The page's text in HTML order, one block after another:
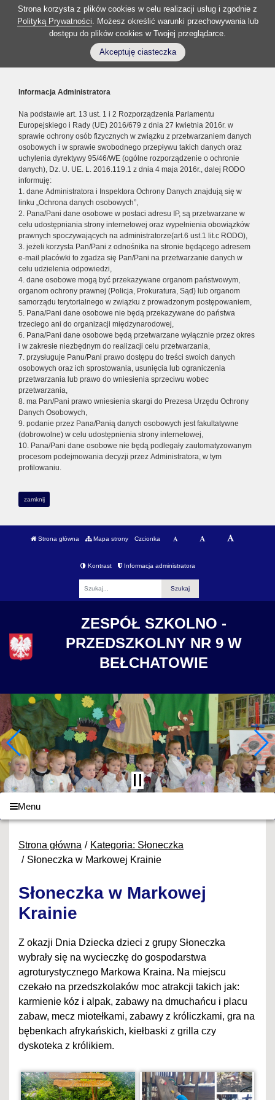
Strona korzysta z plików cookies w celu realizacji usług i zgodnie z
Polityką Prywatności. Możesz określić warunki przechowywania lub
dostępu do plików cookies w Twojej przeglądarce.
Akceptuję ciasteczka
Informacja Administratora
Na podstawie art. 13 ust. 1 i 2 Rozporządzenia Parlamentu
Europejskiego i Rady (UE) 2016/679 z dnia 27 kwietnia 2016r. w
sprawie ochrony osób fizycznych w związku z przetwarzaniem danych
osobowych i w sprawie swobodnego przepływu takich danych oraz
uchylenia dyrektywy 95/46/WE (ogólne rozporządzenie o ochronie
danych), Dz. U. UE. L. 2016.119.1 z dnia 4 maja 2016r., dalej RODO
informuję:
1. dane Administratora i Inspektora Ochrony Danych znajdują się w
linku „Ochrona danych osobowych”,
2. Pana/Pani dane osobowe w postaci adresu IP, są przetwarzane w
celu udostępniania strony internetowej oraz wypełnienia obowiązków
prawnych spoczywających na administratorze(art.6 ust.1 lit.c RODO),
3. jeżeli korzysta Pan/Pani z odnośnika na stronie będącego adresem
e-mail placówki to zgadza się Pan/Pani na przetwarzanie danych w
celu udzielenia odpowiedzi,
4. dane osobowe mogą być przekazywane organom państwowym,
organom ochrony prawnej (Policja, Prokuratura, Sąd) lub organom
samorządu terytorialnego w związku z prowadzonym postępowaniem,
5. Pana/Pani dane osobowe nie będą przekazywane do państwa
trzeciego ani do organizacji międzynarodowej,
6. Pana/Pani dane osobowe będą przetwarzane wyłącznie przez okres
i w zakresie niezbędnym do realizacji celu przetwarzania,
7. przysługuje Panu/Pani prawo dostępu do treści swoich danych
osobowych oraz ich sprostowania, usunięcia lub ograniczenia
przetwarzania lub prawo do wniesienia sprzeciwu wobec
przetwarzania,
8. ma Pan/Pani prawo wniesienia skargi do Prezesa Urzędu Ochrony
Danych Osobowych,
9. podanie przez Pana/Panią danych osobowych jest fakultatywne
(dobrowolne) w celu udostępnienia strony internetowej,
10. Pana/Pani dane osobowe nie będą podlegały zautomatyzowanym
procesom podejmowania decyzji przez Administratora, w tym
profilowaniu.
zamknij
Strona główna Mapa strony Czcionka
Kontrast Informacja administratora
ZESPÓŁ SZKOLNO -
PRZEDSZKOLNY NR 9 W
BEŁCHATOWIE
Menu
Strona główna
Kategoria: Słoneczka
Słoneczka w Markowej Krainie
Słoneczka w Markowej
Krainie
Z okazji Dnia Dziecka dzieci z grupy Słoneczka
wybrały się na wycieczkę do gospodarstwa
agroturystycznego Markowa Kraina. Na miejscu
czekało na przedszkolaków moc atrakcji takich jak:
karmienie kóz i alpak, zabawy na dmuchańcu i placu
zabaw, mecz miotełkami, zabawy z króliczkami, gra na
bębenkach afrykańskich, kiełbaski z grilla czy
dyskoteka z królikiem.